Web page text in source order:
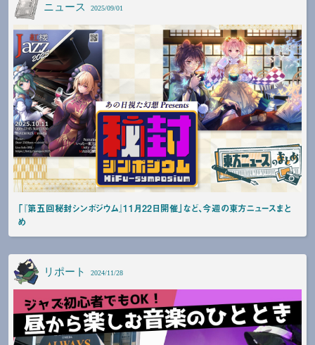
ニュース 2025/09/01
「『第五回秘封シンポジウム』11月22日開催」など、今週の東方ニュースまと
め
リポート 2024/11/28